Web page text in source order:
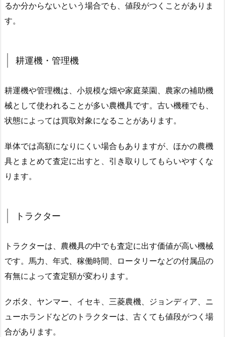
るか分からないという場合でも、値段がつくことがありま
す。
耕運機・管理機
耕運機や管理機は、小規模な畑や家庭菜園、農家の補助機
械として使われることが多い農機具です。古い機種でも、
状態によっては買取対象になることがあります。
単体では高額になりにくい場合もありますが、ほかの農機
具とまとめて査定に出すと、引き取りしてもらいやすくな
ります。
トラクター
トラクターは、農機具の中でも査定に出す価値が高い機械
です。馬力、年式、稼働時間、ロータリーなどの付属品の
有無によって査定額が変わります。
クボタ、ヤンマー、イセキ、三菱農機、ジョンディア、ニ
ューホランドなどのトラクターは、古くても値段がつく場
合があります。